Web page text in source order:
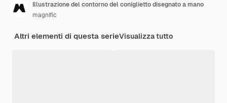
Illustrazione del contorno del coniglietto disegnato a mano
magnific
Altri elementi di questa serieVisualizza tutto